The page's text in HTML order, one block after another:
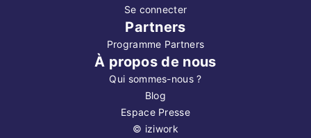
Se connecter
Partners
Programme Partners
À propos de nous
Qui sommes-nous ?
Blog
Espace Presse
© iziwork